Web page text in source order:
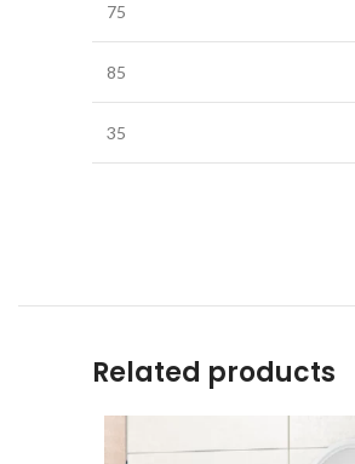
75
85
35
Related products